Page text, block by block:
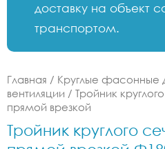
доставку на объект
транспортом.
Главная / Круглые фасонные
вентиляции / Тройник
прямой врезкой
Тройник круглого